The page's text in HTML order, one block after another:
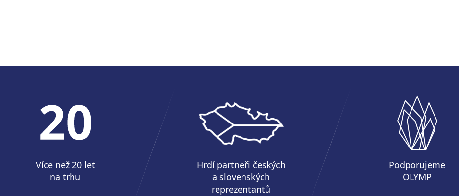
Více než 20 let
na trhu
Hrdí partneři českých
a slovenských
reprezentantů
Podporujeme
OLYMP